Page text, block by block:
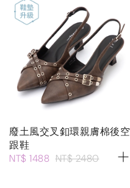
廢土風交叉釦環親膚棉後空
跟鞋
NT$ 1488 NT$ 2480